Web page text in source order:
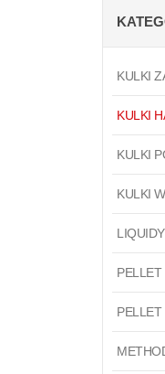
KULKI
KULKI
KULKI
KULKI